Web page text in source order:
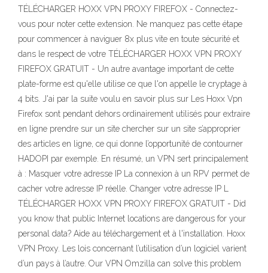
TÉLÉCHARGER HOXX VPN PROXY FIREFOX - Connectez-
vous pour noter cette extension. Ne manquez pas cette étape
pour commencer à naviguer 8x plus vite en toute sécurité et
dans le respect de votre TÉLÉCHARGER HOXX VPN PROXY
FIREFOX GRATUIT - Un autre avantage important de cette
plate-forme est qu'elle utilise ce que l'on appelle le cryptage à
4 bits. J'ai par la suite voulu en savoir plus sur Les Hoxx Vpn
Firefox sont pendant dehors ordinairement utilisés pour extraire
en ligne prendre sur un site chercher sur un site s’approprier
des articles en ligne, ce qui donne l’opportunité de contourner
HADOPI par exemple. En résumé, un VPN sert principalement
à : Masquer votre adresse IP La connexion à un RPV permet de
cacher votre adresse IP réelle. Changer votre adresse IP L
TÉLÉCHARGER HOXX VPN PROXY FIREFOX GRATUIT - Did
you know that public Internet locations are dangerous for your
personal data? Aide au téléchargement et à l'installation. Hoxx
VPN Proxy. Les lois concernant l’utilisation d’un logiciel varient
d’un pays à l’autre. Our VPN Omzilla can solve this problem